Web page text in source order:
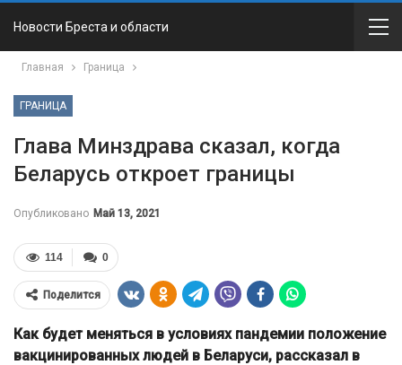
Новости Бреста и области
Главная Граница
ГРАНИЦА
Глава Минздрава сказал, когда
Беларусь откроет границы
Опубликовано Май 13, 2021
0
114
Поделится
Как будет меняться в условиях пандемии положение
вакцинированных людей в Беларуси, рассказал в